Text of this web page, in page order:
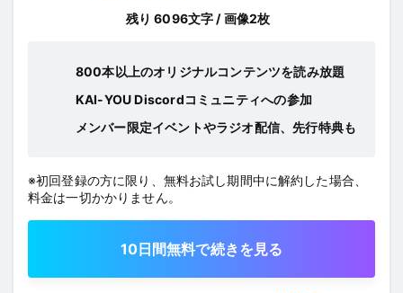
残り 6096文字 / 画像2枚
800本以上のオリジナルコンテンツを読み放題
KAI-YOU Discordコミュニティへの参加
メンバー限定イベントやラジオ配信、先行特典も
※初回登録の方に限り、無料お試し期間中に解約した場合、
料金は一切かかりません。
10日間無料で続きを見る